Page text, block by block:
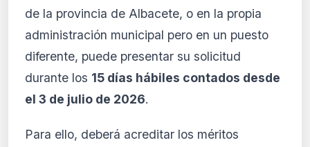
de la provincia de Albacete, o en la propia
administración municipal pero en un puesto
diferente, puede presentar su solicitud
durante los 15 días hábiles contados desde
el 3 de julio de 2026.
Para ello, deberá acreditar los méritos